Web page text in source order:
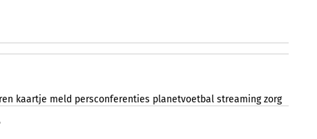
kaartje meld persconferenties planetvoetbal streaming zorg